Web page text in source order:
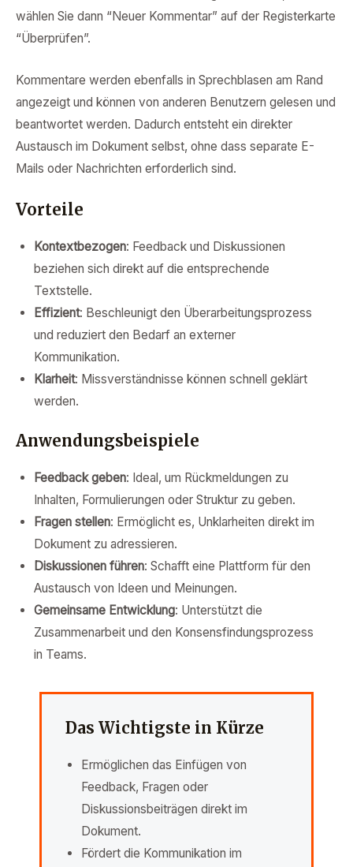
wählen Sie dann “Neuer Kommentar” auf der Registerkarte
“Überprüfen”.
Kommentare werden ebenfalls in Sprechblasen am Rand
angezeigt und können von anderen Benutzern gelesen und
beantwortet werden. Dadurch entsteht ein direkter
Austausch im Dokument selbst, ohne dass separate E-
Mails oder Nachrichten erforderlich sind.
Vorteile
Kontextbezogen: Feedback und Diskussionen
beziehen sich direkt auf die entsprechende
Textstelle.
Effizient: Beschleunigt den Überarbeitungsprozess
und reduziert den Bedarf an externer
Kommunikation.
Klarheit: Missverständnisse können schnell geklärt
werden.
Anwendungsbeispiele
Feedback geben: Ideal, um Rückmeldungen zu
Inhalten, Formulierungen oder Struktur zu geben.
Fragen stellen: Ermöglicht es, Unklarheiten direkt im
Dokument zu adressieren.
Diskussionen führen: Schafft eine Plattform für den
Austausch von Ideen und Meinungen.
Gemeinsame Entwicklung: Unterstützt die
Zusammenarbeit und den Konsensfindungsprozess
in Teams.
Das Wichtigste in Kürze
Ermöglichen das Einfügen von
Feedback, Fragen oder
Diskussionsbeiträgen direkt im
Dokument.
Fördert die Kommunikation im